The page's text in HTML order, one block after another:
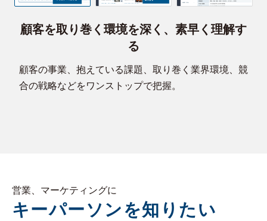
顧客を取り巻く環境を深く、素早く理解す
る
顧客の事業、抱えている課題、取り巻く業界環境、競
合の戦略などをワンストップで把握。
営業、マーケティングに
キーパーソンを知りたい